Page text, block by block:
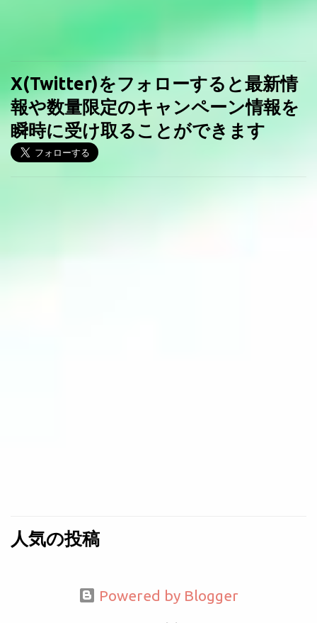
X(Twitter)をフォローすると最新情
報や数量限定のキャンペーン情報を
瞬時に受け取ることができます
人気の投稿
Powered by Blogger